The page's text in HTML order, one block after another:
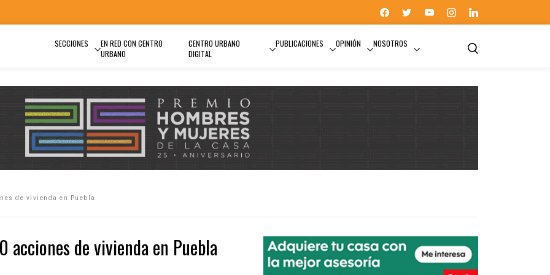
SECCIONES
EN RED CON CENTRO
URBANO
CENTRO URBANO
DIGITAL
PUBLICACIONES OPINIÓN NOSOTROS
de vivienda en Puebla
de vivienda en Puebla